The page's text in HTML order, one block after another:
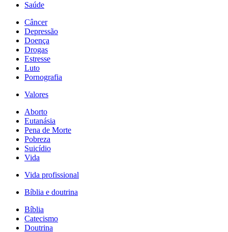
Saúde
Câncer
Depressão
Doença
Drogas
Estresse
Luto
Pornografia
Valores
Aborto
Eutanásia
Pena de Morte
Pobreza
Suicídio
Vida
Vida profissional
Bíblia e doutrina
Bíblia
Catecismo
Doutrina